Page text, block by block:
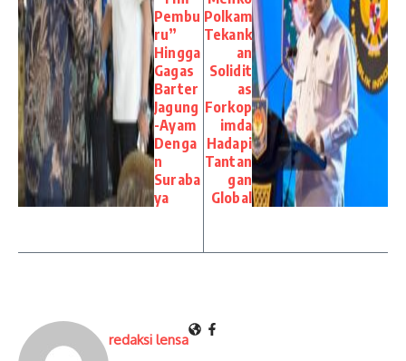
Pembu
ru”
Hingga
Gagas
Barter
Jagung
-Ayam
Denga
n
Suraba
ya
Polkam
Tekank
an
Solidit
as
Forkop
imda
Hadapi
Tantan
gan
Global
redaksi lensa